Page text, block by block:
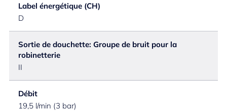
Label énergétique (CH)
D
Sortie de douchette: Groupe de bruit pour la
robinetterie
II
Débit
19,5 l/min (3 bar)